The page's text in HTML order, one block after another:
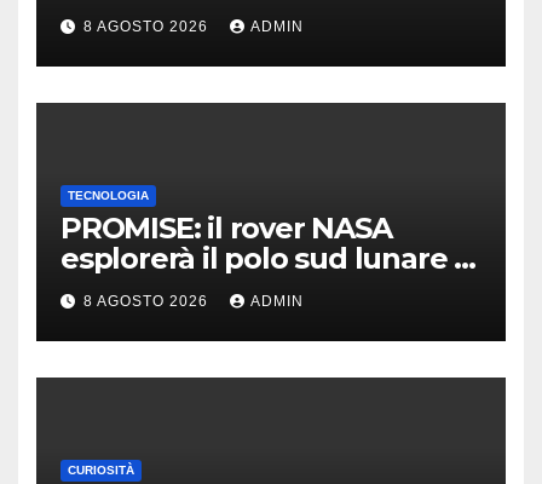
Dawn of The Machine
8 AGOSTO 2026 ADMIN
TECNOLOGIA
PROMISE: il rover NASA
esplorerà il polo sud lunare |
Cosa sappiamo
8 AGOSTO 2026 ADMIN
CURIOSITÀ